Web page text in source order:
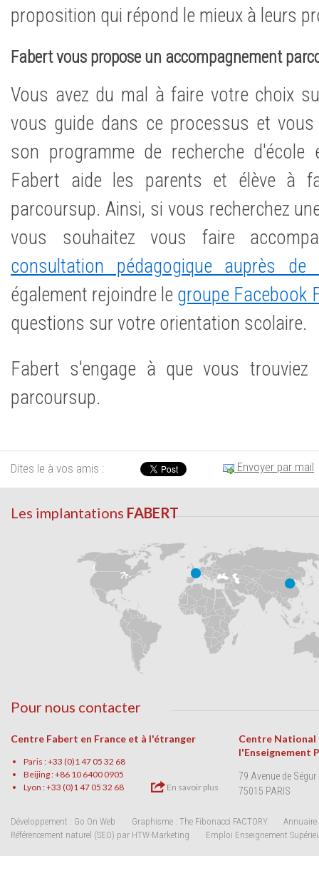
proposition qui répond le mieux à leurs
Fabert vous propose un accompagnement
Vous avez du mal à faire votre choix
vous guide dans ce processus et vous
son programme de recherche d'école
Fabert aide les parents et élève à
parcoursup. Ainsi, si vous recherchez
vous souhaitez vous faire
consultation pédagogique auprès de
également rejoindre le groupe Facebook
questions sur votre orientation scolaire.
Fabert s'engage à que vous
parcoursup.
Dites le à vos amis : Envoyer par mail
Les implantations FABERT
Pour nous contacter
Centre Fabert en France et à l'étranger
Paris : +33 (0)1 47 05 32 68
Beijing : +86 10 6400 0905
Lyon : +33 (0)1 47 05 32 68
En savoir plus
Centre National
l'Enseignement
79 Avenue de Ségur
75015 PARIS
Développement : Go On Web Graphisme : The Fibonacci FACTORY
Annuaire
Référencement naturel (SEO) par HTW-Marketing
Emploi Enseignement